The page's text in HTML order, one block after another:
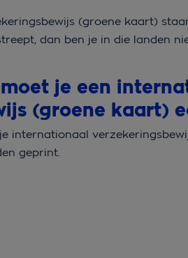
(groene kaart)
dan ben je in die landen
je een
(groene kaart)
internationaal
geprint.